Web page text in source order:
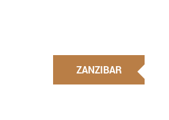
ZANZIBAR